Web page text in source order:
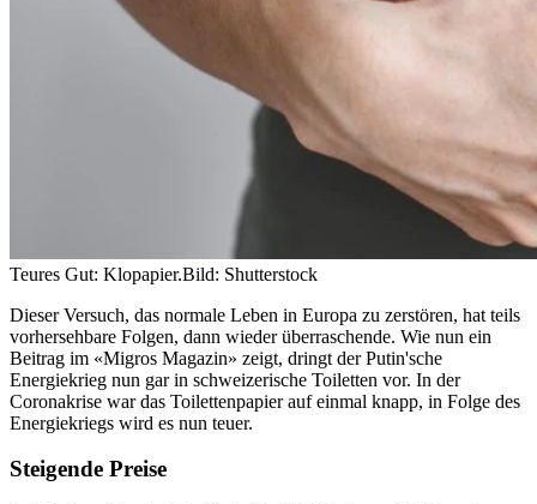
Teures Gut: Klopapier.Bild: Shutterstock
Dieser Versuch, das normale Leben in Europa zu zerstören, hat teils
vorhersehbare Folgen, dann wieder überraschende. Wie nun ein
Beitrag im «Migros Magazin» zeigt, dringt der Putin'sche
Energiekrieg nun gar in schweizerische Toiletten vor. In der
Coronakrise war das Toilettenpapier auf einmal knapp, in Folge des
Energiekriegs wird es nun teuer.
Steigende Preise